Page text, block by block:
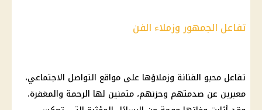
تفاعل الجمهور وزملاء الفن
تفاعل محبو الفنانة وزملاؤها على مواقع التواصل الاجتماعي،
معبرين عن صدمتهم وحزنهم، متمنين لها الرحمة والمغفرة.